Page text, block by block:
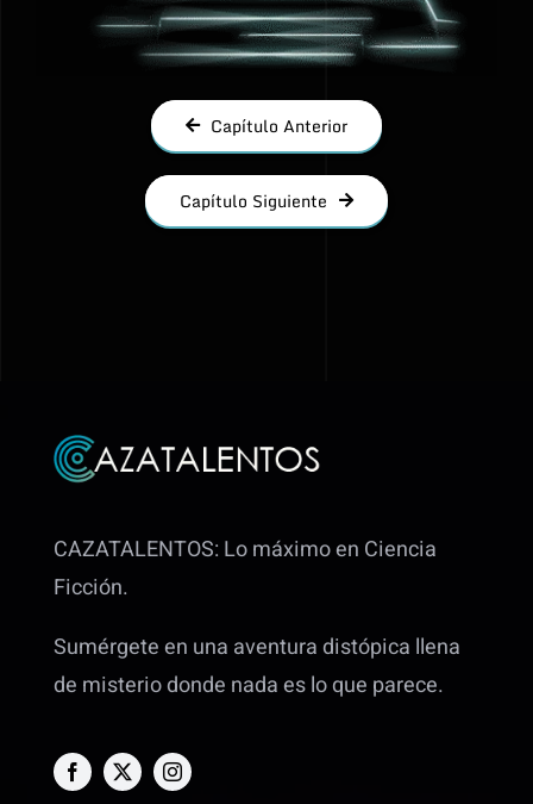
Capítulo Anterior
Capítulo Siguiente
CAZATALENTOS: Lo máximo en Ciencia
Ficción.
Sumérgete en una aventura distópica llena
de misterio donde nada es lo que parece.